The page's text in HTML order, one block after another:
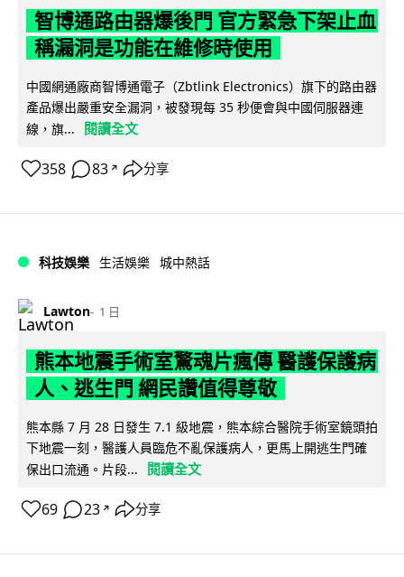
智博通路由器爆後門 官方緊急下架止血
稱漏洞是功能在維修時使用
中國網通廠商智博通電子（Zbtlink Electronics）旗下的路由器
產品爆出嚴重安全漏洞，被發現每 35 秒便會與中國伺服器連
線，旗...
閱讀全文
358 83 ↗ 分享
科技娛樂 生活娛樂 城中熱話
Lawton 1 日
熊本地震手術室驚魂片瘋傳 醫護保護病
人、逃生門 網民讚值得尊敬
熊本縣 7 月 28 日發生 7.1 級地震，熊本綜合醫院手術室鏡頭拍
下地震一刻，醫護人員臨危不亂保護病人，更馬上開逃生門確
保出口流通。片段...
閱讀全文
69 23 ↗ 分享